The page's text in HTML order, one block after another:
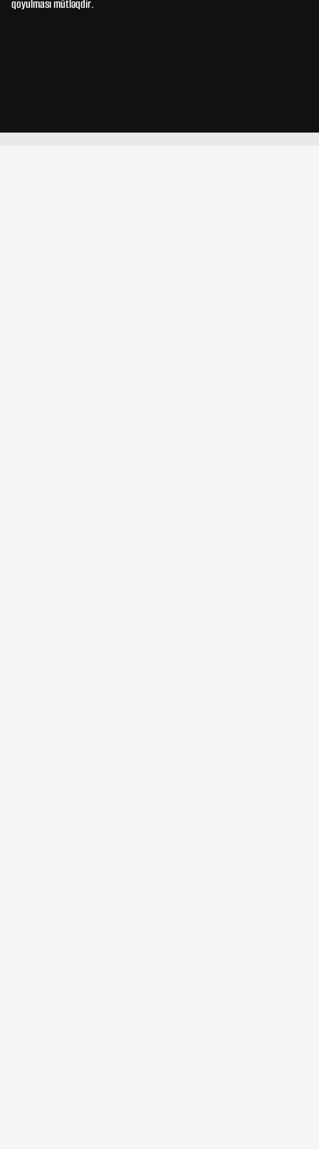
qoyulması mütləqdir.